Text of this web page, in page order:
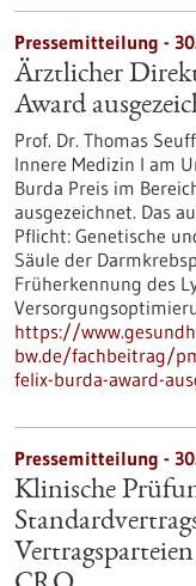
Pressemitteilung -
Ärztlicher
Award
Prof. Dr. Thomas
Innere Medizin I am
Burda Preis im
ausgezeichnet. Das
Pflicht: Genetische
Säule der
Früherkennung des
https://
bw.de/fachbeitrag/
felix-burda-award-
Pressemitteilung -
Klinische